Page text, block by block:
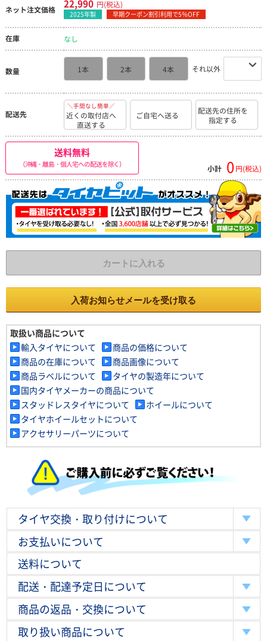
ネット注文価格 22,990 円(税込)
2025年製 早期クーポン割引利用で5％OFF
在庫 なし
数量 1本 2本 4本 それ以外
配送先
＼手間なし簡単／
近くの取付店へ
直送する
ご自宅へ送る
配送先の住所を
指定する
送料無料
（沖縄・離島・個人宅への配送を除く） 小計 0 円(税込)
カートに入れる
入荷お知らせメールを受け取る
取扱い商品について
輸入タイヤについて
商品の価格について
商品の在庫について
商品画像について
商品ラベルについて
タイヤの製造年について
国内タイヤメーカーの商品について
スタッドレスタイヤについて
ホイールについて
タイヤホイールセットについて
アクセサリーパーツについて
タイヤ交換・取り付けについて
お支払いについて
送料について
配送・配達予定日について
商品の返品・交換について
取り扱い商品について